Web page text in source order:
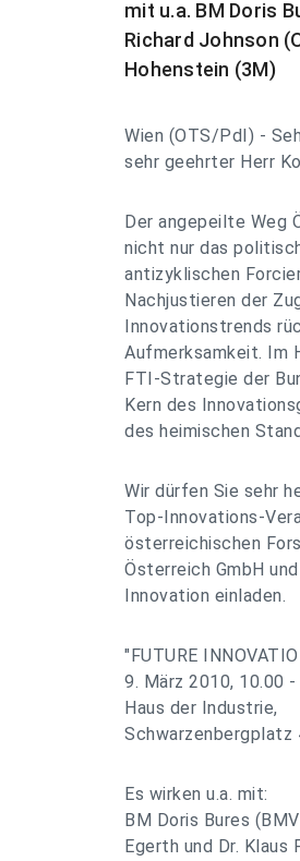
mit u.a. BM Doris
Richard Johnson
Hohenstein (3M)
Wien (OTS/PdI) -
sehr geehrter Herr
Der angepeilte Weg
nicht nur das
antizyklischen
Nachjustieren der
Innovationstrends
Aufmerksamkeit. Im
FTI-Strategie der
Kern des
des heimischen
Wir dürfen Sie sehr
Top-Innovations-
österreichischen
Österreich GmbH
Innovation einladen.
"FUTURE
9. März 2010, 10.00 -
Haus der Industrie,
Schwarzenbergplatz
Es wirken u.a. mit:
BM Doris Bures
Egerth und Dr. Klaus